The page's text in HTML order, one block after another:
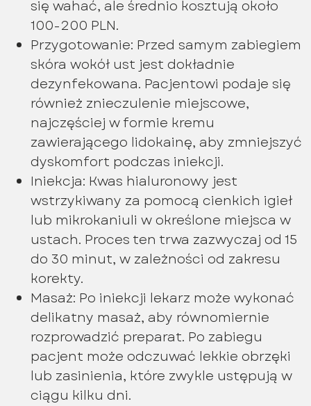
się wahać, ale średnio kosztują około
100-200 PLN.
Przygotowanie: Przed samym zabiegiem
skóra wokół ust jest dokładnie
dezynfekowana. Pacjentowi podaje się
również znieczulenie miejscowe,
najczęściej w formie kremu
zawierającego lidokainę, aby zmniejszyć
dyskomfort podczas iniekcji.
Iniekcja: Kwas hialuronowy jest
wstrzykiwany za pomocą cienkich igieł
lub mikrokaniuli w określone miejsca w
ustach. Proces ten trwa zazwyczaj od 15
do 30 minut, w zależności od zakresu
korekty.
Masaż: Po iniekcji lekarz może wykonać
delikatny masaż, aby równomiernie
rozprowadzić preparat. Po zabiegu
pacjent może odczuwać lekkie obrzęki
lub zasinienia, które zwykle ustępują w
ciągu kilku dni.